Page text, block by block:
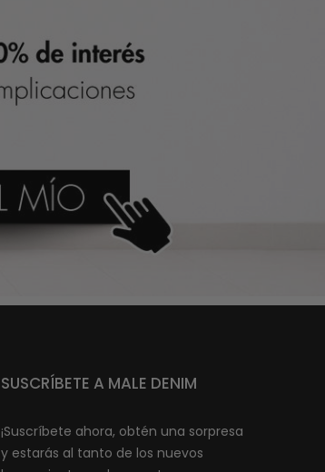
SUSCRÍBETE A MALE DENIM
¡Suscríbete ahora, obtén una sorpresa
y estarás al tanto de los nuevos